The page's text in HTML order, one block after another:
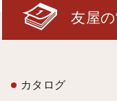
友屋
カタログ